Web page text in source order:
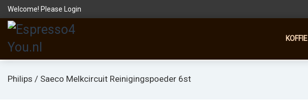
Welcome! Please Login
KOFFIE
Philips / Saeco Melkcircuit Reinigingspoeder 6st